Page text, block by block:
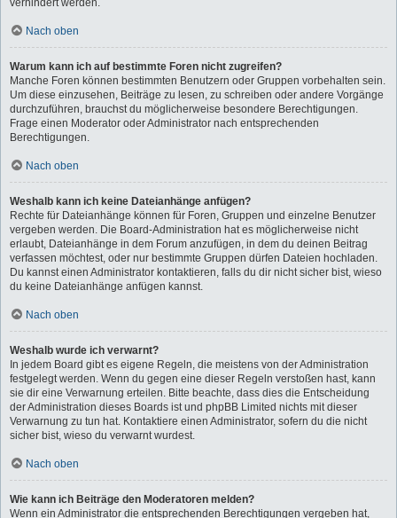
verhindert werden.
Nach oben
Warum kann ich auf bestimmte Foren nicht zugreifen?
Manche Foren können bestimmten Benutzern oder Gruppen vorbehalten sein.
Um diese einzusehen, Beiträge zu lesen, zu schreiben oder andere Vorgänge
durchzuführen, brauchst du möglicherweise besondere Berechtigungen.
Frage einen Moderator oder Administrator nach entsprechenden
Berechtigungen.
Nach oben
Weshalb kann ich keine Dateianhänge anfügen?
Rechte für Dateianhänge können für Foren, Gruppen und einzelne Benutzer
vergeben werden. Die Board-Administration hat es möglicherweise nicht
erlaubt, Dateianhänge in dem Forum anzufügen, in dem du deinen Beitrag
verfassen möchtest, oder nur bestimmte Gruppen dürfen Dateien hochladen.
Du kannst einen Administrator kontaktieren, falls du dir nicht sicher bist, wieso
du keine Dateianhänge anfügen kannst.
Nach oben
Weshalb wurde ich verwarnt?
In jedem Board gibt es eigene Regeln, die meistens von der Administration
festgelegt werden. Wenn du gegen eine dieser Regeln verstoßen hast, kann
sie dir eine Verwarnung erteilen. Bitte beachte, dass dies die Entscheidung
der Administration dieses Boards ist und phpBB Limited nichts mit dieser
Verwarnung zu tun hat. Kontaktiere einen Administrator, sofern du die nicht
sicher bist, wieso du verwarnt wurdest.
Nach oben
Wie kann ich Beiträge den Moderatoren melden?
Wenn ein Administrator die entsprechenden Berechtigungen vergeben hat,